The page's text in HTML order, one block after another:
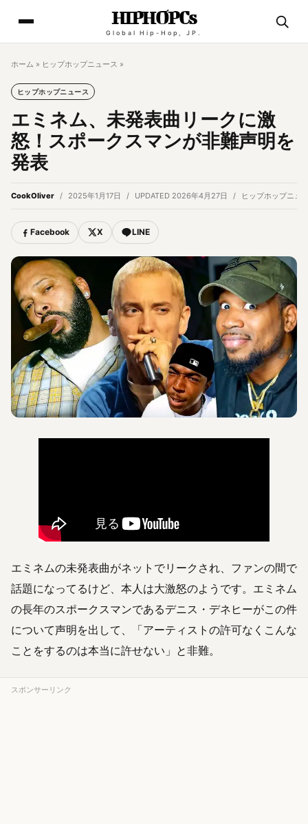
HIPHOPCs
Global Hip-Hop, JP.
ホーム » ヒップホップニュース »
ヒップホップニュース
エミネム、未発表曲リークに激
怒！スポークスマンが非難声明を
発表
CookOliver 2025年1月17日 UPDATED 2026年4月27日 ヒップホップニュ
Facebook X LINE
エミネムの未発表曲がネットでリークされ、ファンの間で
話題になってるけど、本人は大激怒のようです。エミネム
の長年のスポークスマンであるデニス・デネヒーがこの件
について声明を出して、「アーティストの許可なくこんな
ことをするのは本当に許せない」と非難。
スポンサーリンク